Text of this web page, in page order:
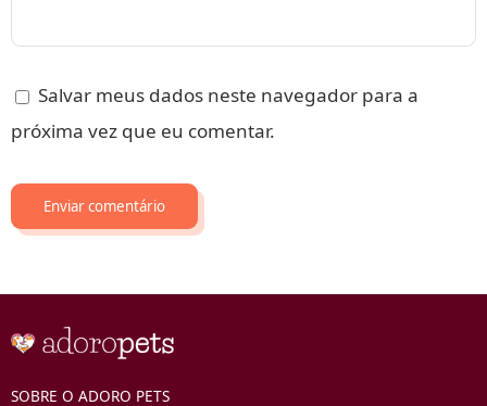
Salvar meus dados neste navegador para a
próxima vez que eu comentar.
SOBRE O ADORO PETS